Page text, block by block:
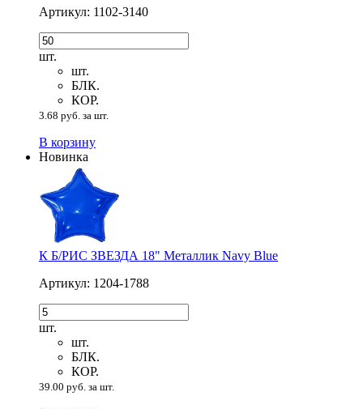
Артикул: 1102-3140
шт.
шт.
БЛК.
КОР.
3.68 руб. за шт.
В корзину
Новинка
К Б/РИС ЗВЕЗДА 18" Металлик Navy Blue
Артикул: 1204-1788
шт.
шт.
БЛК.
КОР.
39.00 руб. за шт.